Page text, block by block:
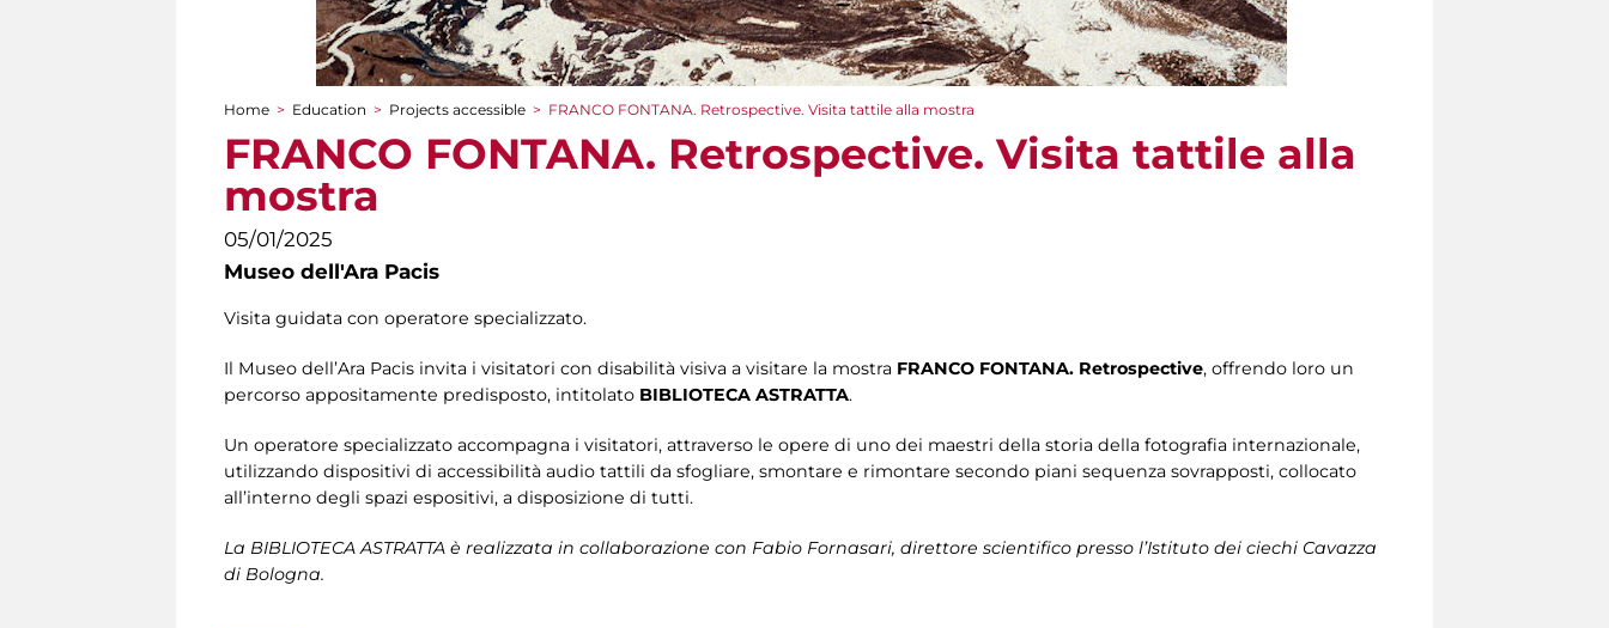
You are here
Home > Education > Projects accessible > FRANCO FONTANA. Retrospective. Visita tattile alla mostra
FRANCO FONTANA. Retrospective. Visita tattile alla
mostra
05/01/2025
Museo dell'Ara Pacis
Visita guidata con operatore specializzato.
Il Museo dell’Ara Pacis invita i visitatori con disabilità visiva a visitare la mostra FRANCO FONTANA. Retrospective, offrendo loro un
percorso appositamente predisposto, intitolato BIBLIOTECA ASTRATTA.
Un operatore specializzato accompagna i visitatori, attraverso le opere di uno dei maestri della storia della fotografia internazionale,
utilizzando dispositivi di accessibilità audio tattili da sfogliare, smontare e rimontare secondo piani sequenza sovrapposti, collocato
all’interno degli spazi espositivi, a disposizione di tutti.
La BIBLIOTECA ASTRATTA è realizzata in collaborazione con Fabio Fornasari, direttore scientifico presso l’Istituto dei ciechi Cavazza
di Bologna.